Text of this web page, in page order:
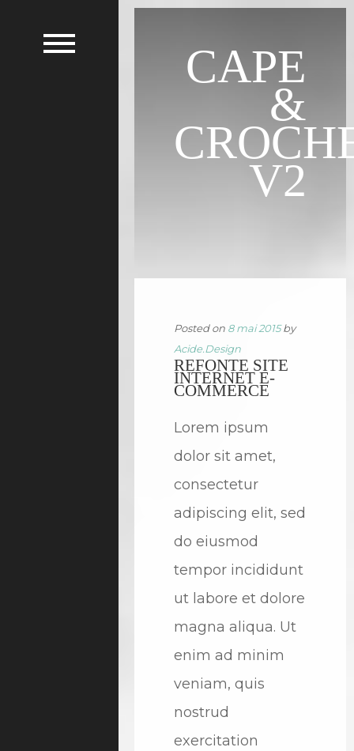
CAPE
&
V2
Posted on 8 mai 2015by
Acide.Design
REFONTE SITE
INTERNET E-
COMMERCE
Lorem ipsum
dolor sit amet,
consectetur
adipiscing elit, sed
do eiusmod
tempor incididunt
ut labore et dolore
magna aliqua. Ut
enim ad minim
veniam, quis
nostrud
exercitation